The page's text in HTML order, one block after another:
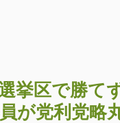
選挙区で勝
が党利党略